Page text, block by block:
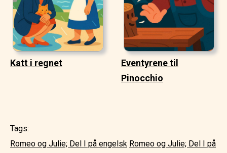
Katt i regnet
Eventyrene til
Pinocchio
Tags:
Romeo og Julie; Del I på engelsk Romeo og Julie; Del I på